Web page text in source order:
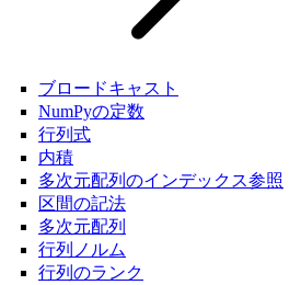
ブロードキャスト
NumPyの定数
行列式
内積
多次元配列のインデックス参照
区間の記法
多次元配列
行列ノルム
行列のランク